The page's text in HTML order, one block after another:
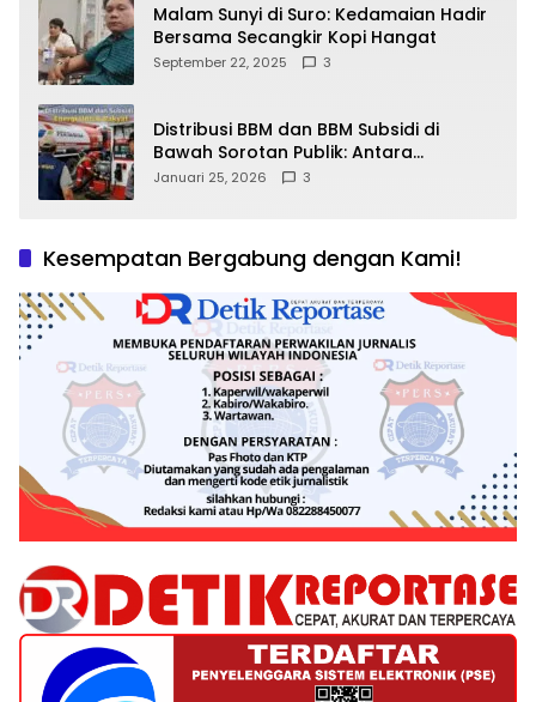
Malam Sunyi di Suro: Kedamaian Hadir
Bersama Secangkir Kopi Hangat
September 22, 2025 3
Distribusi BBM dan BBM Subsidi di
Bawah Sorotan Publik: Antara
Kepentingan Negara, Hak Konsumen,
Januari 25, 2026 3
Kesempatan Bergabung dengan Kami!